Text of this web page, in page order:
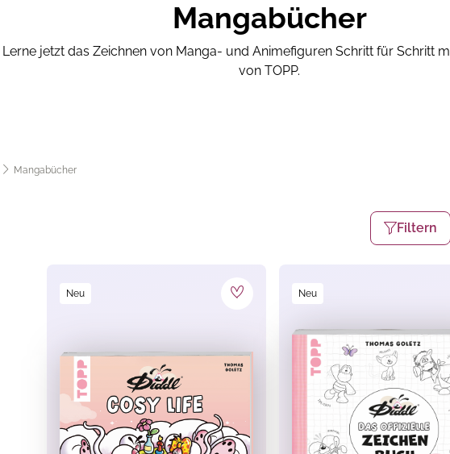
Mangabücher
Lerne jetzt das Zeichnen von Manga- und Animefiguren Schritt für Schritt
von TOPP.
Mangabücher
Filtern
Neu Neu